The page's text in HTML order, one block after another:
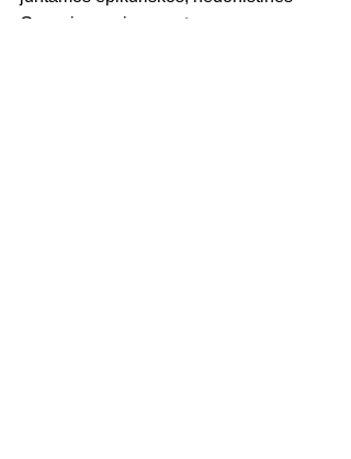
Gyvenimo geismo natos...